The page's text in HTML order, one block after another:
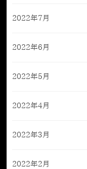
2022年7月
2022年6月
2022年5月
2022年4月
2022年3月
2022年2月